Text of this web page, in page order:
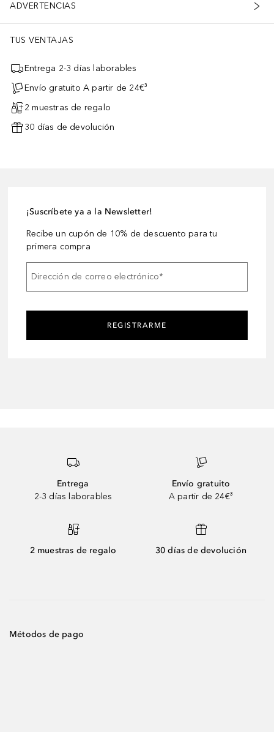
ADVERTENCIAS
TUS VENTAJAS
Entrega 2-3 días laborables
Envío gratuito A partir de 24€³
2 muestras de regalo
30 días de devolución
¡Suscríbete ya a la Newsletter!
Recibe un cupón de 10% de descuento para tu
primera compra
Dirección de correo electrónico*
REGISTRARME
Entrega
2-3 días laborables
Envío gratuito
A partir de 24€³
2 muestras de regalo 30 días de devolución
Métodos de pago